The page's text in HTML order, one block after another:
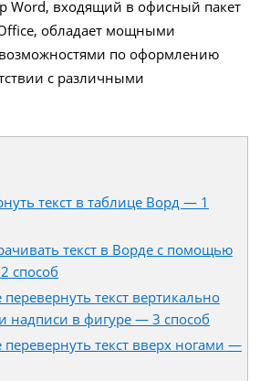
Word, входящий в офисный пакет
обладает мощными
по оформлению
с различными
текст в таблице Ворд — 1
текст в Ворде с помощью
способ
текст вертикально
надписи в фигуре — 3 способ
перевернуть текст вверх ногами —